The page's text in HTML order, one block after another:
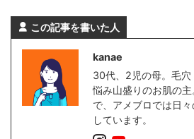
この記事を書いた人
kanae
30代、2児の母。毛
悩み山盛りのお肌の
で、アメブロでは日
しています。